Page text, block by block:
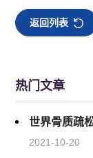
返回列表
热门文章
世界骨质疏
2021-10-20